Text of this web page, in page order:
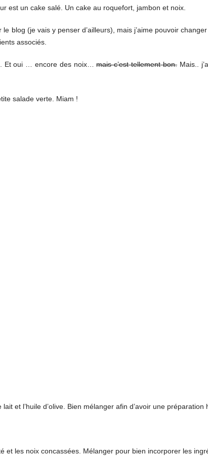
est un cake salé. Un cake au roquefort, jambon et noix.
blog (je vais y penser d’ailleurs), mais j’aime pouvoir
associés.
Et oui … encore des noix…mais c’est tellement bon.Mais..
salade verte. Miam !
et l’huile d’olive. Bien mélanger afin d’avoir une préparation
les noix concassées. Mélanger pour bien incorporer les